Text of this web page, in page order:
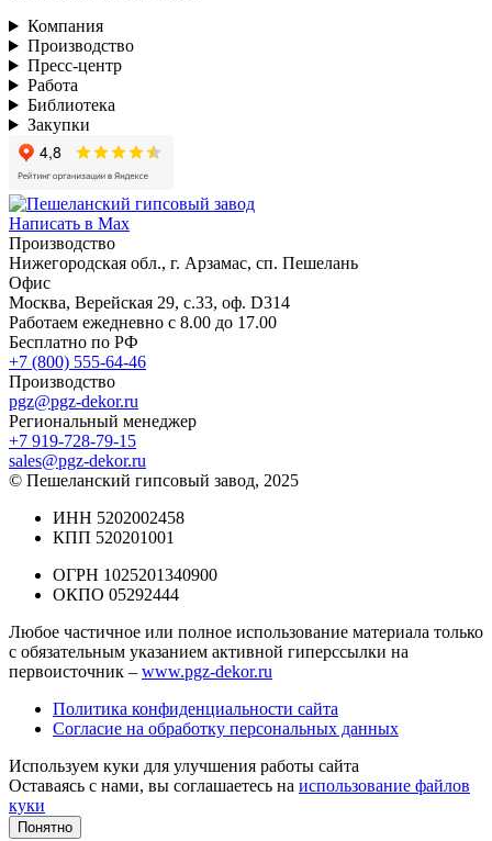
Компания
Производство
Пресс-центр
Работа
Библиотека
Закупки
Написать в Max
Производство
Нижегородская обл., г. Арзамас, сп. Пешелань
Офис
Москва, Верейская 29, с.33, оф. D314
Работаем ежедневно с 8.00 до 17.00
Бесплатно по РФ
+7 (800) 555-64-46
Производство
pgz@pgz-dekor.ru
Региональный менеджер
+7 919-728-79-15
sales@pgz-dekor.ru
© Пешеланский гипсовый завод, 2025
ИНН 5202002458
КПП 520201001
ОГРН 1025201340900
ОКПО 05292444
Любое частичное или полное использование материала только
с обязательным указанием активной гиперссылки на
первоисточник – www.pgz-dekor.ru
Политика конфиденциальности сайта
Согласие на обработку персональных данных
Используем куки для улучшения работы сайта
Оставаясь с нами, вы соглашаетесь на использование файлов
куки
Понятно